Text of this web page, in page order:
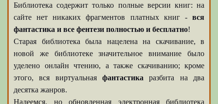
Библиотека содержит только полные версии книг: на
сайте нет никаких фрагментов платных книг - вся
фантастика и все фентези полностью и бесплатно!
Старая библиотека была нацелена на скачивание, в
новой же библиотеке значительное внимание было
уделено онлайн чтению, а также скачиванию; кроме
этого, вся виртуальная фантастика разбита на два
десятка жанров.
Надеемся, но обновленная электронная библиотека